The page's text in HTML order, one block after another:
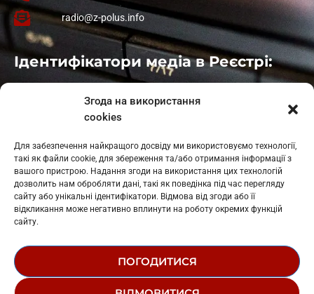
Згода на використання
cookies
Для забезпечення найкращого досвіду ми використовуємо технології,
такі як файли cookie, для збереження та/або отримання інформації з
вашого пристрою. Надання згоди на використання цих технологій
дозволить нам обробляти дані, такі як поведінка під час перегляду
сайту або унікальні ідентифікатори. Відмова від згоди або її
відкликання може негативно вплинути на роботу окремих функцій
сайту.
ПОГОДИТИСЯ
radio@z-polus.info
Ідентифікатори медіа в Реєстрі:
: L11-01410
: L11-01801
Косів: L11-01805
Гарасимів: L11-02274
© 1995-2026 РК «ЗАХІДНИЙ ПОЛЮС»